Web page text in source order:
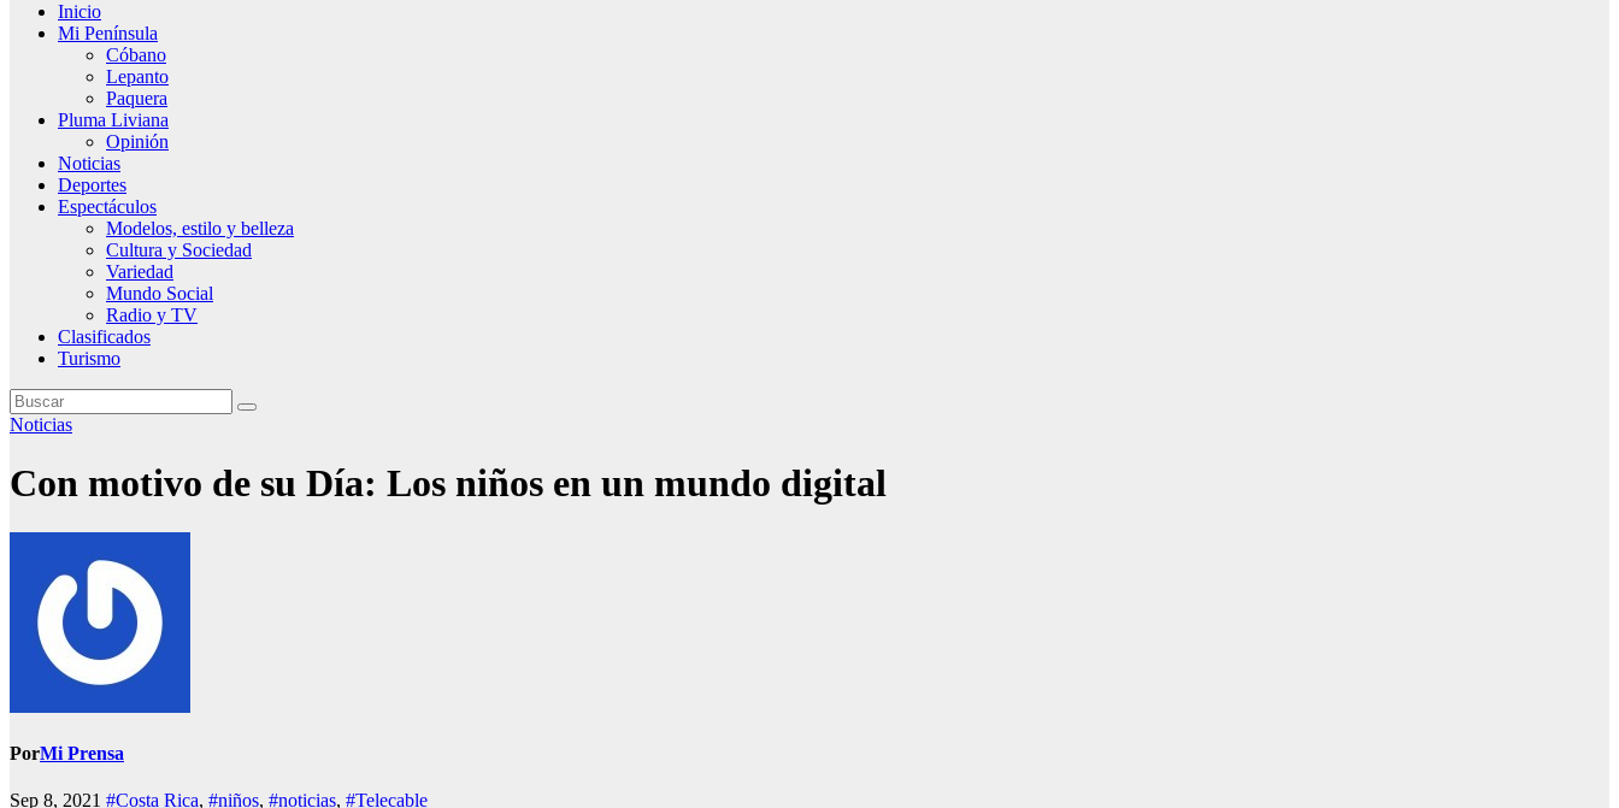
Inicio
Mi Península
Cóbano
Lepanto
Paquera
Pluma Liviana
Opinión
Noticias
Deportes
Espectáculos
Modelos, estilo y belleza
Cultura y Sociedad
Variedad
Mundo Social
Radio y TV
Clasificados
Turismo
Noticias
Con motivo de su Día: Los niños en un mundo digital
PorMi Prensa
Sep 8, 2021 #Costa Rica, #niños, #noticias, #Telecable